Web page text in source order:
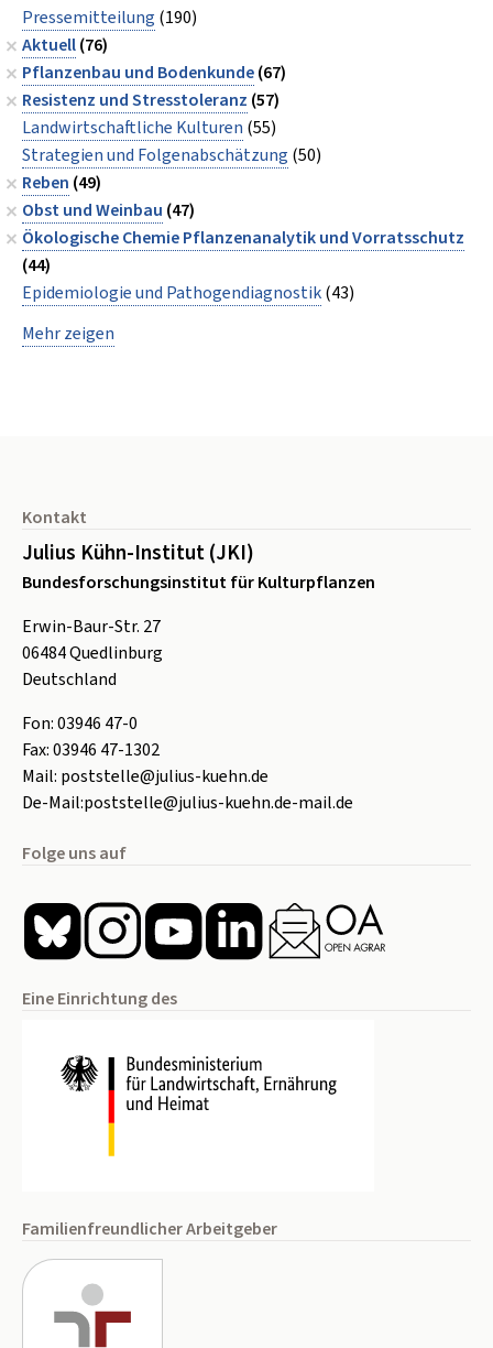
Pressemitteilung (190)
Aktuell(76)
Pflanzenbau und Bodenkunde(67)
Resistenz und Stresstoleranz (57)
Landwirtschaftliche Kulturen (55)
Strategien und Folgenabschätzung (50)
Reben (49)
Obst und Weinbau (47)
Ökologische Chemie Pflanzenanalytik und Vorratsschutz
(44)
Epidemiologie und Pathogendiagnostik(43)
Mehr zeigen
Kontakt
Julius Kühn-Institut (JKI)
Bundesforschungsinstitut für Kulturpflanzen
Erwin-Baur-Str. 27
06484Quedlinburg
Deutschland
Fon:03946 47-0
Fax:03946 47-1302
Mail: poststelle@julius-kuehn.de
De-Mail:poststelle@julius-kuehn.de-mail.de
Folge uns auf
Eine Einrichtung des
Familienfreundlicher Arbeitgeber